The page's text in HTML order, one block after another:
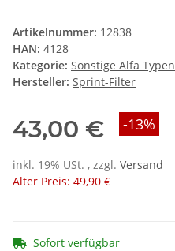
Artikelnummer: 12838
HAN: 4128
Kategorie: Sonstige Alfa Typen
Hersteller: Sprint-Filter
43,00 € -13%
inkl. 19% USt. , zzgl. Versand
Alter Preis: 49,90 €
Sofort verfügbar